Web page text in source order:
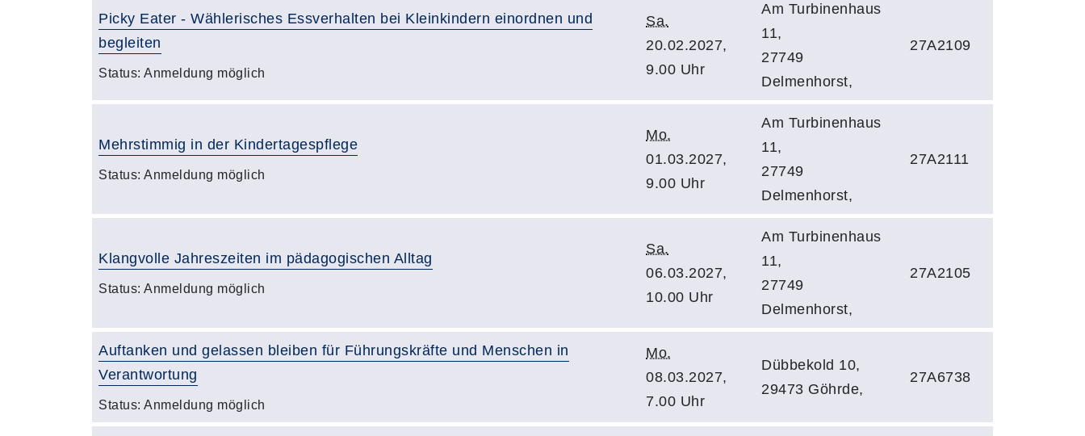
Picky Eater - Wählerisches Essverhalten bei Kleinkindern einordnen und
begleiten
Status: Anmeldung möglich
Sa.
20.02.2027,
9.00 Uhr
Am Turbinenhaus
11,
27749
Delmenhorst,
27A2109
Mehrstimmig in der Kindertagespflege
Status: Anmeldung möglich
Mo.
01.03.2027,
9.00 Uhr
Am Turbinenhaus
11,
27749
Delmenhorst,
27A2111
Klangvolle Jahreszeiten im pädagogischen Alltag
Status: Anmeldung möglich
Sa.
06.03.2027,
10.00 Uhr
Am Turbinenhaus
11,
27749
Delmenhorst,
27A2105
Auftanken und gelassen bleiben für Führungskräfte und Menschen in
Verantwortung
Status: Anmeldung möglich
Mo.
08.03.2027,
7.00 Uhr
Dübbekold 10,
29473 Göhrde,
27A6738